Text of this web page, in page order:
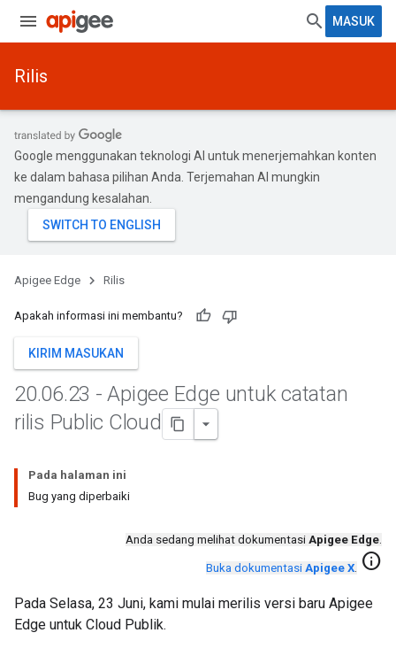
MASUK
Rilis
Google menggunakan teknologi AI untuk menerjemahkan konten
ke dalam bahasa pilihan Anda. Terjemahan AI mungkin
mengandung kesalahan.
Apigee Edge Rilis
Apakah informasi ini membantu?
KIRIM MASUKAN
20.06.23 - Apigee Edge untuk catatan
rilis Public Cloud
Pada halaman ini
Bug yang diperbaiki
Anda sedang melihat dokumentasi Apigee Edge.
Buka dokumentasi Apigee X. info
Pada Selasa, 23 Juni, kami mulai merilis versi baru Apigee
Edge untuk Cloud Publik.